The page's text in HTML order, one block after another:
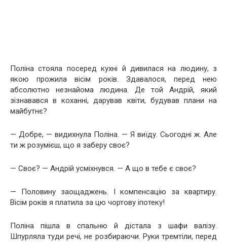
Поліна стояла посеред кухні й дивилася на людину, з
якою прожила вісім років. Здавалося, перед нею
абсолютно незнайома людина. Де той Андрій, який
зізнавався в коханні, дарував квіти, будував плани на
майбутнє?
— Добре, — видихнула Поліна. — Я виїду. Сьогодні ж. Але
ти ж розумієш, що я заберу своє?
— Своє? — Андрій усміхнувся. — А що в тебе є своє?
— Половину заощаджень. І компенсацію за квартиру.
Вісім років я платила за цю чортову іпотеку!
Поліна пішла в спальню й дістала з шафи валізу.
Шпурляла туди речі, не розбираючи. Руки тремтіли, перед